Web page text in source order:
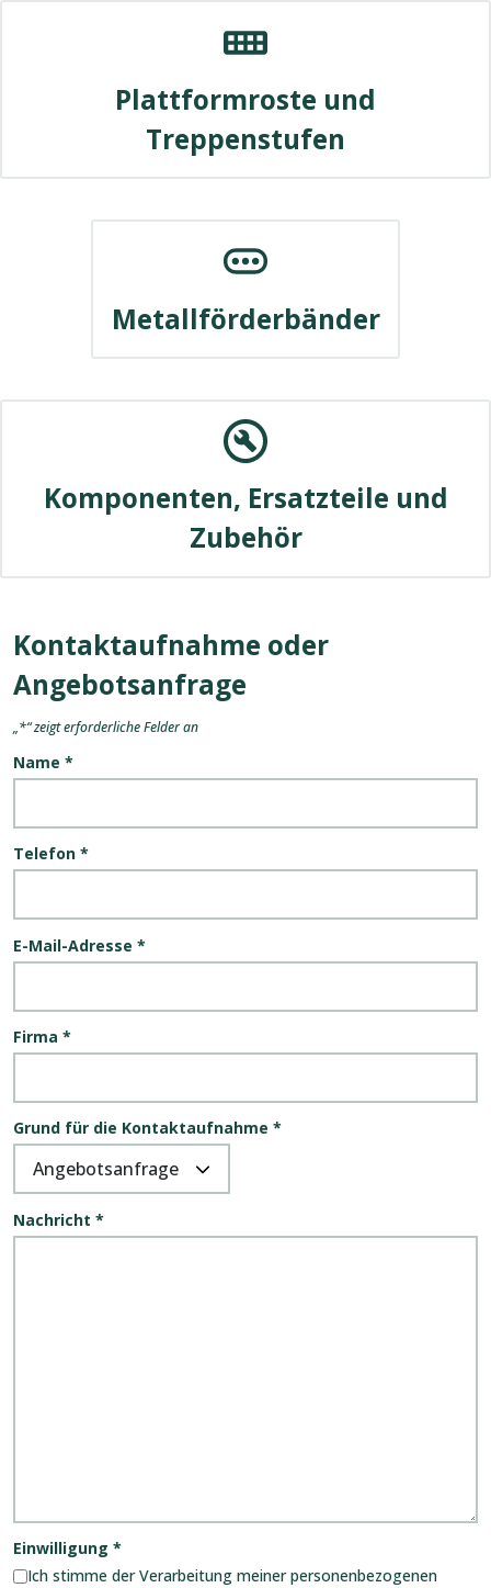
Plattformroste und
Treppenstufen
Metallförderbänder
Komponenten, Ersatzteile und
Zubehör
Kontaktaufnahme oder
Angebotsanfrage
„*“ zeigt erforderliche Felder an
Name *
Telefon *
E-Mail-Adresse *
Firma *
Grund für die Kontaktaufnahme *
Nachricht *
Einwilligung *
Ich stimme der Verarbeitung meiner personenbezogenen